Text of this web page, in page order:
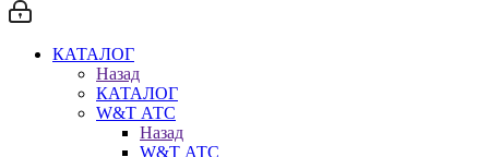
КАТАЛОГ
Назад
КАТАЛОГ
W&T АТС
Назад
W&T АТС